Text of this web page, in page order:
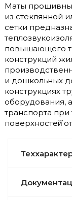
Маты
из стеклянной
сетки
повышающего
конструкций
и дошкольных
конструкциях
оборудования,
транспорта
поверхностей̆